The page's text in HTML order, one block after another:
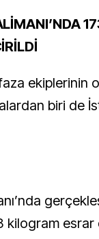
ekiplerinin
biri de
kilogram esrar